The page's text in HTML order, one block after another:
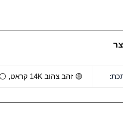
🟡 זהב צהוב 14K קראט, ⚪ זהב לבן 14K קראט, ⚪ כסף 0.925, 🟡 כסף 0.925 מצופה זהב 18K